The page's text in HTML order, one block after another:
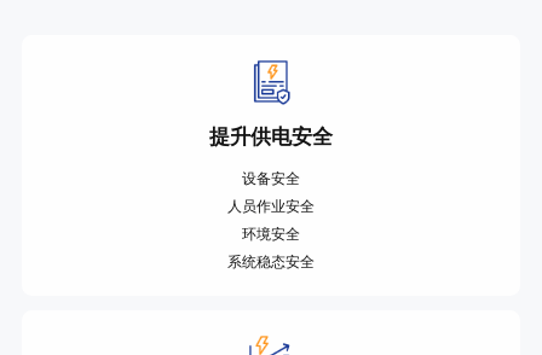
提升供电安全
设备安全
人员作业安全
环境安全
系统稳态安全